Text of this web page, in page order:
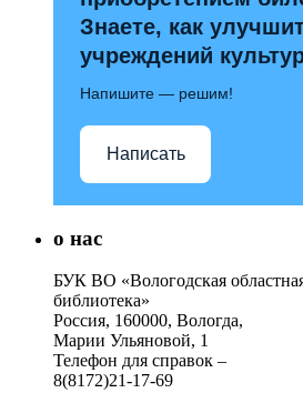
Знаете, как
учреждений
Напишите — решим!
Написать
о нас
БУК ВО «Вологодская
библиотека»
Россия, 160000, Вологда,
Марии Ульяновой, 1
Телефон для справок –
8(8172)21-17-69